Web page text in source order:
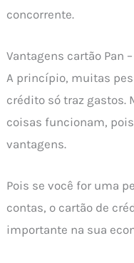
concorrente.
Vantagens cartão Pan
A princípio, muitas
crédito só traz gastos.
coisas funcionam,
vantagens.
Pois se você for uma
contas, o cartão de
importante na sua